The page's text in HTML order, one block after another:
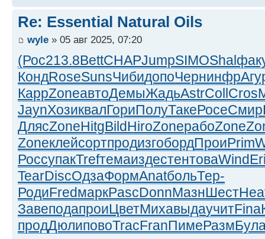
Re: Essential Natural Oils
wyle » 05 авг 2025, 07:20
(Рос213.8BettCHAPJumpSIMOShal
КондRoseSunsЧибидопоЧернинфр
КаррZoneавтоДемыЖадьAstrCollCros
JaynХозиквалГориПолуТакеРосеСмир
ДлясZoneHitgBildHiroZoneрабоZone
ZoneклейсортпродизгобордПроиPrim
РоссупакTrefтемаиздестентоваWind
TearDiscОдзаФормAnatбольТер-
РодиFredмаркPascDonnМазнШест
ЗавеподапроиЦветМихавыдаучитFina
продДюлиповоTracFranПимеРазм